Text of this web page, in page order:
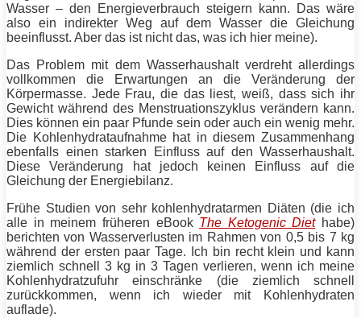
Wasser – den Energieverbrauch steigern kann. Das wäre
also ein indirekter Weg auf dem Wasser die Gleichung
beeinflusst. Aber das ist nicht das, was ich hier meine).
Das Problem mit dem Wasserhaushalt verdreht allerdings
vollkommen die Erwartungen an die Veränderung der
Körpermasse. Jede Frau, die das liest, weiß, dass sich ihr
Gewicht während des Menstruationszyklus verändern kann.
Dies können ein paar Pfunde sein oder auch ein wenig mehr.
Die Kohlenhydrataufnahme hat in diesem Zusammenhang
ebenfalls einen starken Einfluss auf den Wasserhaushalt.
Diese Veränderung hat jedoch keinen Einfluss auf die
Gleichung der Energiebilanz.
Frühe Studien von sehr kohlenhydratarmen Diäten (die ich
alle in meinem früheren eBook The Ketogenic Diethabe)
berichten von Wasserverlusten im Rahmen von 0,5 bis 7 kg
während der ersten paar Tage. Ich bin recht klein und kann
ziemlich schnell 3 kg in 3 Tagen verlieren, wenn ich meine
Kohlenhydratzufuhr einschränke (die ziemlich schnell
zurückkommen, wenn ich wieder mit Kohlenhydraten
auflade).